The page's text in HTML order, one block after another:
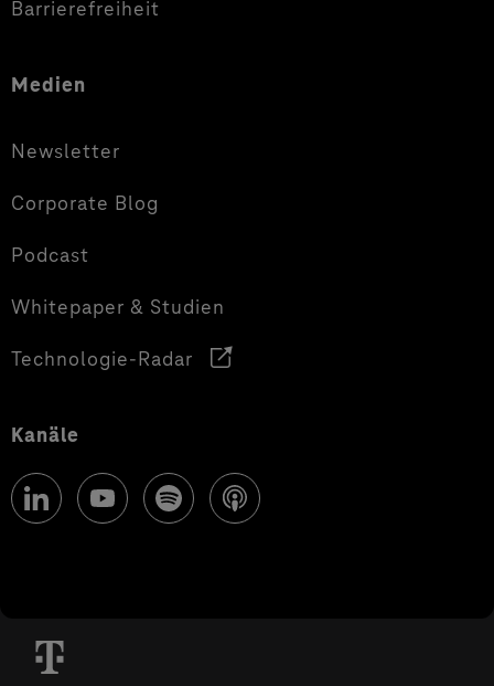
Barrierefreiheit
Medien
Newsletter
Corporate Blog
Podcast
Whitepaper & Studien
Technologie-Radar
Kanäle